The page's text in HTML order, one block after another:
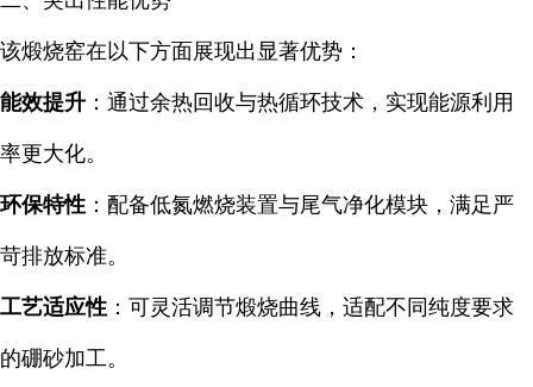
该煅烧窑在以下方面展现出显著优势：
能效提升 ：通过余热回收与热循环技术，实现能源利用
率更大化。
环保特性 ：配备低氮燃烧装置与尾气净化模块，满足严
苛排放标准。
工艺适应性 ：可灵活调节煅烧曲线，适配不同纯度要求
的硼砂加工。